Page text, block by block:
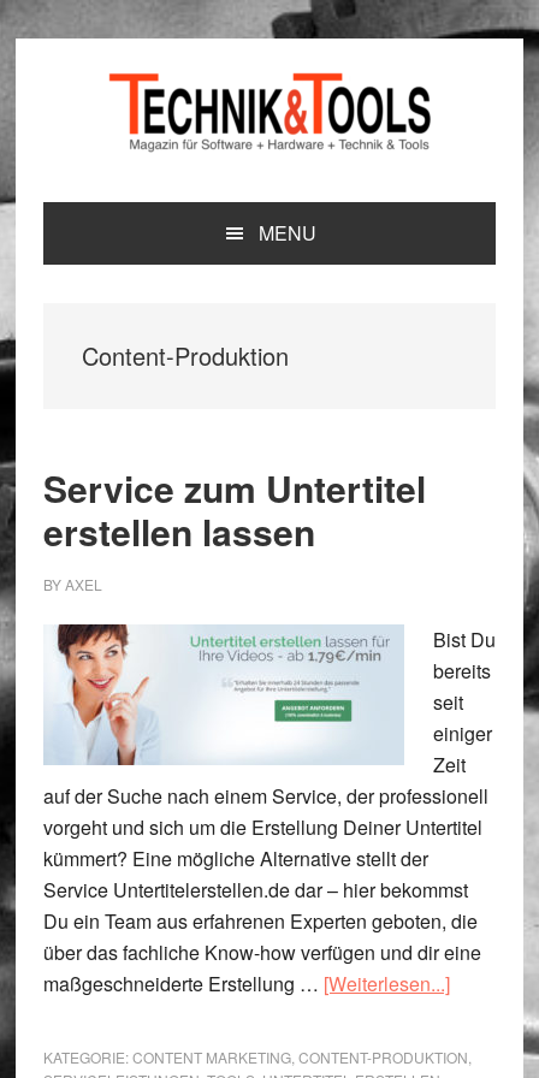
Zur
Hauptnavigation
Zum
Inhalt
Zur
Seitenspalte
MENU
Content-Produktion
Service zum Untertitel
erstellen lassen
BYAXEL
Bist Du
bereits
seit
einiger
Zeit
auf der Suche nach einem Service, der professionell
vorgeht und sich um die Erstellung Deiner Untertitel
kümmert? Eine mögliche Alternative stellt der
Service Untertitelerstellen.de dar – hier bekommst
Du ein Team aus erfahrenen Experten geboten, die
über das fachliche Know-how verfügen und dir eine
maßgeschneiderte Erstellung … [Weiterlesen...]
Untertitel
KATEGORIE:CONTENT MARKETING, CONTENT-PRODUKTION